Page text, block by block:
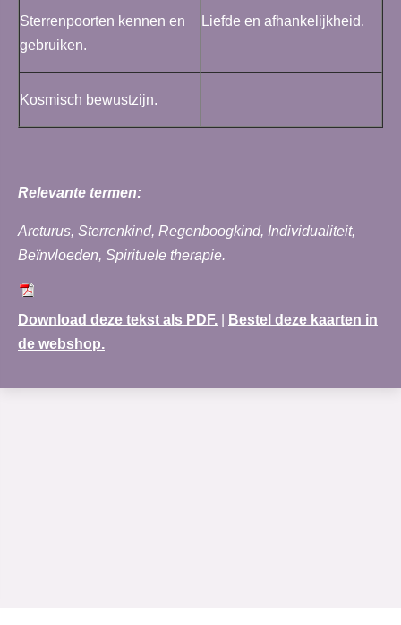
Sterrenpoorten kennen en
gebruiken.
Liefde en afhankelijkheid.
Kosmisch bewustzijn.
Relevante termen:
Arcturus, Sterrenkind, Regenboogkind, Individualiteit,
Beïnvloeden, Spirituele therapie.
Download deze tekst als PDF.
Bestel deze kaarten in
de webshop.